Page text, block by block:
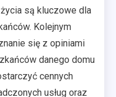
są kluczowe dla
Kolejnym
się z opiniami
danego domu
cennych
usług oraz